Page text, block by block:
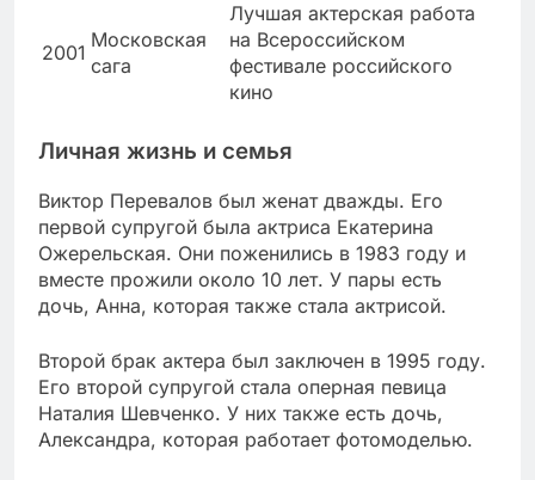
2001
Московская
сага
Лучшая актерская работа
на Всероссийском
фестивале российского
кино
Личная жизнь и семья
Виктор Перевалов был женат дважды. Его
первой супругой была актриса Екатерина
Ожерельская. Они поженились в 1983 году и
вместе прожили около 10 лет. У пары есть
дочь, Анна, которая также стала актрисой.
Второй брак актера был заключен в 1995 году.
Его второй супругой стала оперная певица
Наталия Шевченко. У них также есть дочь,
Александра, которая работает фотомоделью.